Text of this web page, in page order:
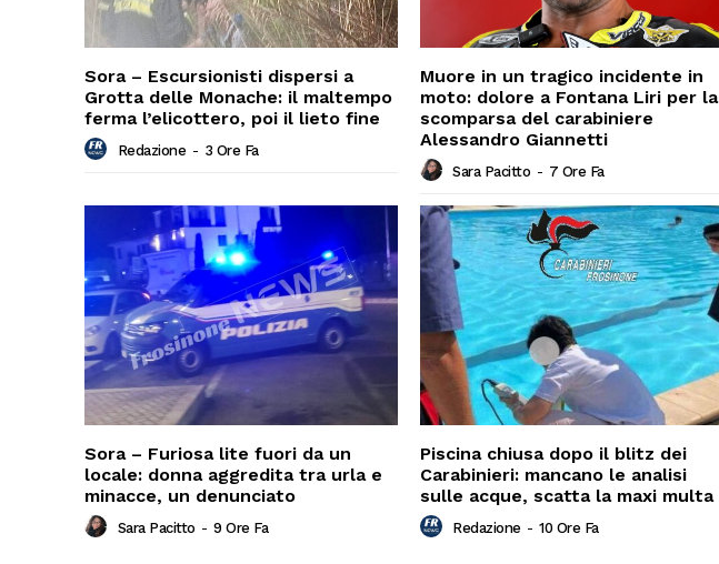
Sora – Escursionisti dispersi a
Grotta delle Monache: il maltempo
ferma l’elicottero, poi il lieto fine
Redazione - 3 Ore Fa
Muore in un tragico incidente in
moto: dolore a Fontana Liri per la
scomparsa del carabiniere
Alessandro Giannetti
Sara Pacitto - 7 Ore Fa
Sora – Furiosa lite fuori da un
locale: donna aggredita tra urla e
minacce, un denunciato
Sara Pacitto - 9 Ore Fa
Piscina chiusa dopo il blitz dei
Carabinieri: mancano le analisi
sulle acque, scatta la maxi multa
Redazione - 10 Ore Fa